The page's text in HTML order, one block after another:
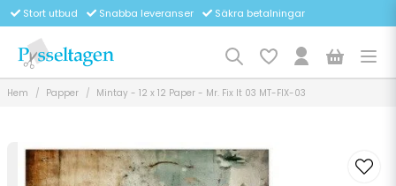
Stort utbud Snabba leveranser Säkra betalningar
Hem Papper Mintay - 12 x 12 Paper - Mr. Fix It 03 MT-FIX-03